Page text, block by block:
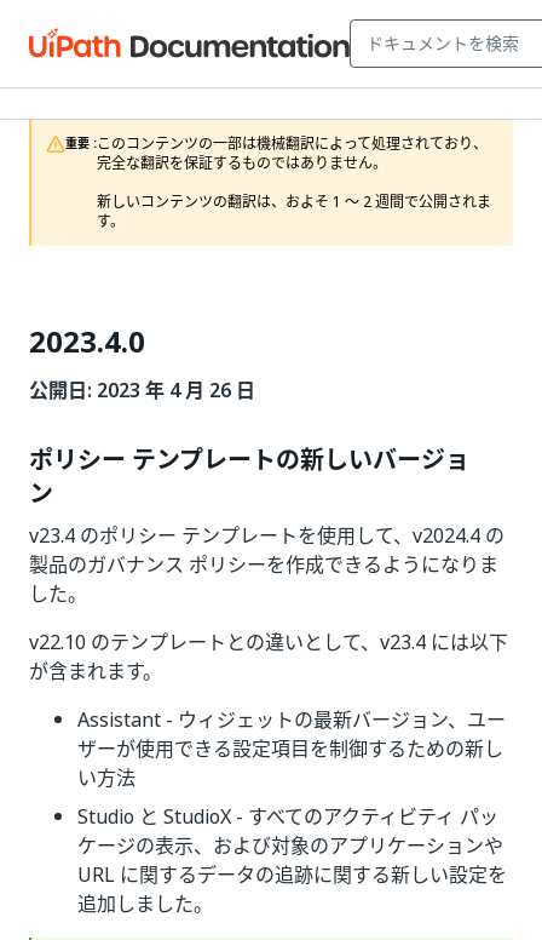
重要 :このコンテンツの一部は機械翻訳によって処理されており、
完全な翻訳を保証するものではありません。
新しいコンテンツの翻訳は、およそ 1 ～ 2 週間で公開されま
す。
2023.4.0
公開日: 2023 年 4 月 26 日
ポリシー テンプレートの新しいバージョ
ン
v23.4 のポリシー テンプレートを使用して、v2024.4 の
製品のガバナンス ポリシーを作成できるようになりま
した。
v22.10 のテンプレートとの違いとして、v23.4 には以下
が含まれます。
Assistant - ウィジェットの最新バージョン、ユー
ザーが使用できる設定項目を制御するための新し
い方法
Studio と StudioX - すべてのアクティビティ パッ
ケージの表示、および対象のアプリケーションや
URL に関するデータの追跡に関する新しい設定を
追加しました。